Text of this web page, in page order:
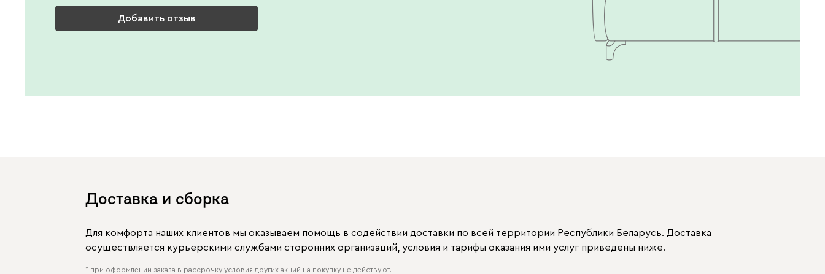
Добавить отзыв
Доставка и сборка
Для комфорта наших клиентов мы оказываем помощь в содействии доставки по всей территории Республики Беларусь. Доставка
осуществляется курьерскими службами сторонних организаций, условия и тарифы оказания ими услуг приведены ниже.
* при оформлении заказа в рассрочку условия других акций на покупку не действуют.